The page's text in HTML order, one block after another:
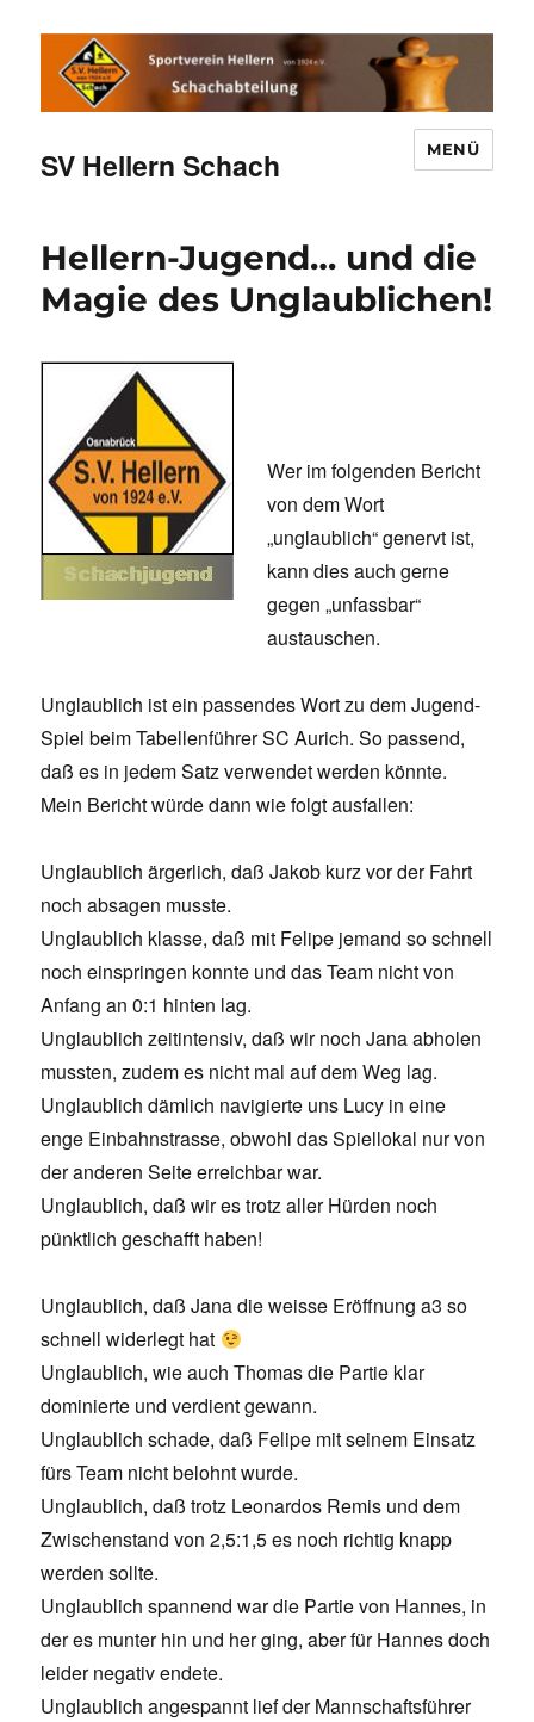
SV Hellern Schach MENÜ
Hellern-Jugend… und die
Magie des Unglaublichen!
Wer im folgenden Bericht
von dem Wort
„unglaublich“ genervt ist,
kann dies auch gerne
gegen „unfassbar“
austauschen.
Unglaublich ist ein passendes Wort zu dem Jugend-
Spiel beim Tabellenführer SC Aurich. So passend,
daß es in jedem Satz verwendet werden könnte.
Mein Bericht würde dann wie folgt ausfallen:
Unglaublich ärgerlich, daß Jakob kurz vor der Fahrt
noch absagen musste.
Unglaublich klasse, daß mit Felipe jemand so schnell
noch einspringen konnte und das Team nicht von
Anfang an 0:1 hinten lag.
Unglaublich zeitintensiv, daß wir noch Jana abholen
mussten, zudem es nicht mal auf dem Weg lag.
Unglaublich dämlich navigierte uns Lucy in eine
enge Einbahnstrasse, obwohl das Spiellokal nur von
der anderen Seite erreichbar war.
Unglaublich, daß wir es trotz aller Hürden noch
pünktlich geschafft haben!
Unglaublich, daß Jana die weisse Eröffnung a3 so
schnell widerlegt hat
Unglaublich, wie auch Thomas die Partie klar
dominierte und verdient gewann.
Unglaublich schade, daß Felipe mit seinem Einsatz
fürs Team nicht belohnt wurde.
Unglaublich, daß trotz Leonardos Remis und dem
Zwischenstand von 2,5:1,5 es noch richtig knapp
werden sollte.
Unglaublich spannend war die Partie von Hannes, in
der es munter hin und her ging, aber für Hannes doch
leider negativ endete.
Unglaublich angespannt lief der Mannschaftsführer